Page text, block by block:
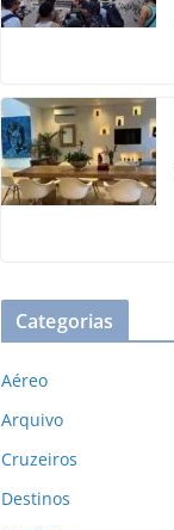
Categorias
Aéreo
Arquivo
Cruzeiros
Destinos